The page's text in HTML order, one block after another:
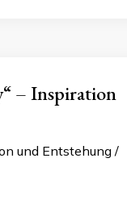
– Inspiration
und Entstehung /